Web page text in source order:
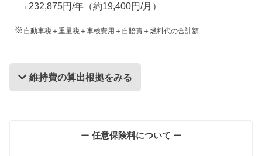
→232,875円/年（約19,400円/月）
※ 自動車税＋重量税＋車検費用＋自賠責＋燃料代の合計額
維持費の算出根拠をみる
維持費の算出根拠
ー 任意保険料について ー